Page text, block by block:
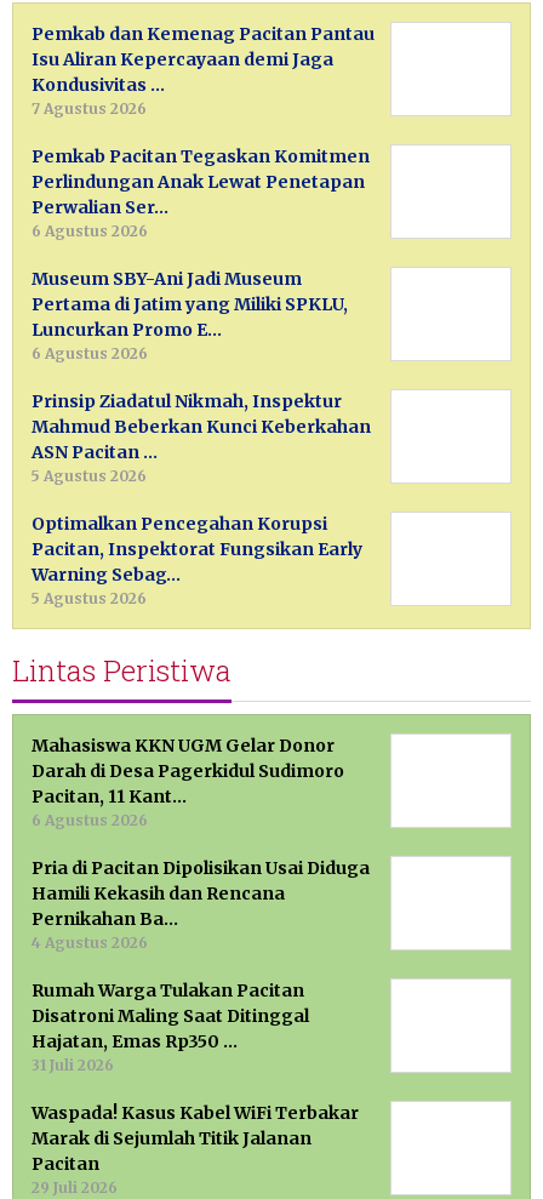
Pemkab dan Kemenag Pacitan Pantau
Isu Aliran Kepercayaan demi Jaga
Kondusivitas …
7 Agustus 2026
Pemkab Pacitan Tegaskan Komitmen
Perlindungan Anak Lewat Penetapan
Perwalian Ser…
6 Agustus 2026
Museum SBY-Ani Jadi Museum
Pertama di Jatim yang Miliki SPKLU,
Luncurkan Promo E…
6 Agustus 2026
Prinsip Ziadatul Nikmah, Inspektur
Mahmud Beberkan Kunci Keberkahan
ASN Pacitan …
5 Agustus 2026
Optimalkan Pencegahan Korupsi
Pacitan, Inspektorat Fungsikan Early
Warning Sebag…
5 Agustus 2026
Lintas Peristiwa
Mahasiswa KKN UGM Gelar Donor
Darah di Desa Pagerkidul Sudimoro
Pacitan, 11 Kant…
6 Agustus 2026
Pria di Pacitan Dipolisikan Usai Diduga
Hamili Kekasih dan Rencana
Pernikahan Ba…
4 Agustus 2026
Rumah Warga Tulakan Pacitan
Disatroni Maling Saat Ditinggal
Hajatan, Emas Rp350 …
31 Juli 2026
Waspada! Kasus Kabel WiFi Terbakar
Marak di Sejumlah Titik Jalanan
Pacitan
29 Juli 2026